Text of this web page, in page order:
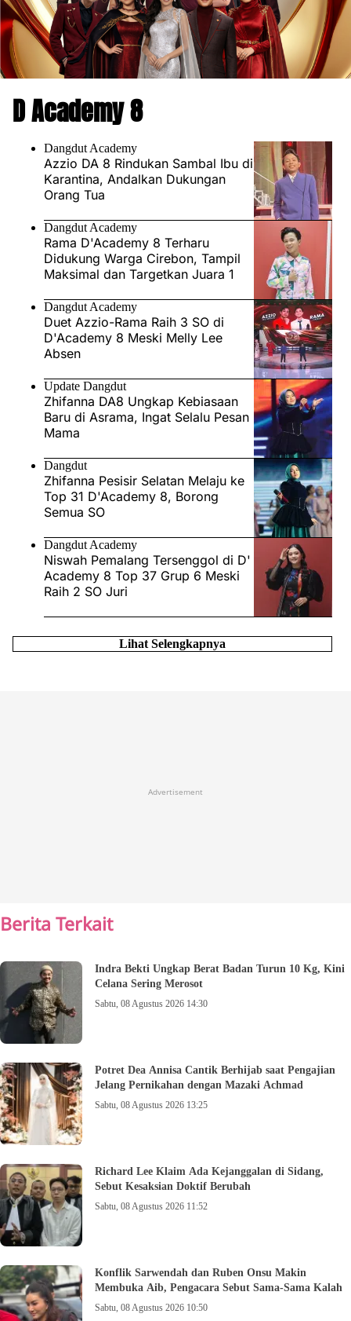
D Academy 8
Dangdut Academy
Azzio DA 8 Rindukan Sambal Ibu di
Karantina, Andalkan Dukungan
Orang Tua
Dangdut Academy
Rama D'Academy 8 Terharu
Didukung Warga Cirebon, Tampil
Maksimal dan Targetkan Juara 1
Dangdut Academy
Duet Azzio-Rama Raih 3 SO di
D'Academy 8 Meski Melly Lee
Absen
Update Dangdut
Zhifanna DA8 Ungkap Kebiasaan
Baru di Asrama, Ingat Selalu Pesan
Mama
Dangdut
Zhifanna Pesisir Selatan Melaju ke
Top 31 D'Academy 8, Borong
Semua SO
Dangdut Academy
Niswah Pemalang Tersenggol di D'
Academy 8 Top 37 Grup 6 Meski
Raih 2 SO Juri
Lihat Selengkapnya
Advertisement
Berita Terkait
Indra Bekti Ungkap Berat Badan Turun 10 Kg, Kini
Celana Sering Merosot
Sabtu, 08 Agustus 2026 14:30
Potret Dea Annisa Cantik Berhijab saat Pengajian
Jelang Pernikahan dengan Mazaki Achmad
Sabtu, 08 Agustus 2026 13:25
Richard Lee Klaim Ada Kejanggalan di Sidang,
Sebut Kesaksian Doktif Berubah
Sabtu, 08 Agustus 2026 11:52
Konflik Sarwendah dan Ruben Onsu Makin
Membuka Aib, Pengacara Sebut Sama-Sama Kalah
Sabtu, 08 Agustus 2026 10:50